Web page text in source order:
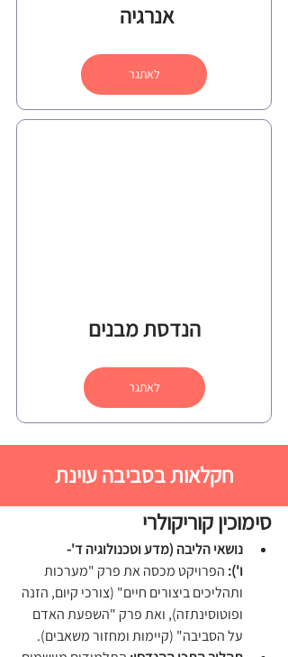
אנרגיה
לאתגר
הנדסת מבנים
לאתגר
חקלאות בסביבה עוינת
סימוכין קוריקולרי
נושאי הליבה (מדע וטכנולוגיה ד'-
ו'): הפרויקט מכסה את פרק "מערכות
ותהליכים ביצורים חיים" (צורכי קיום, הזנה
ופוטוסינתזה), ואת פרק "השפעת האדם
על הסביבה" (קיימות ומחזור משאבים).